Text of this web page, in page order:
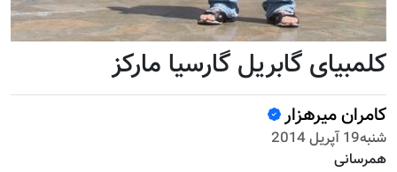
کلمبیای گابریل گارسیا مارکز
کامران میرهزار
شنبه19 آپریل 2014
همرسانی